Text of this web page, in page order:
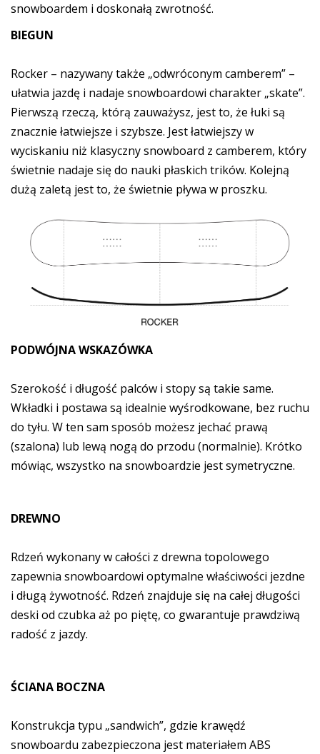
snowboardem i doskonałą zwrotność.
BIEGUN
Rocker – nazywany także „odwróconym camberem” –
ułatwia jazdę i nadaje snowboardowi charakter „skate”.
Pierwszą rzeczą, którą zauważysz, jest to, że łuki są
znacznie łatwiejsze i szybsze. Jest łatwiejszy w
wyciskaniu niż klasyczny snowboard z camberem, który
świetnie nadaje się do nauki płaskich trików. Kolejną
dużą zaletą jest to, że świetnie pływa w proszku.
PODWÓJNA WSKAZÓWKA
Szerokość i długość palców i stopy są takie same.
Wkładki i postawa są idealnie wyśrodkowane, bez ruchu
do tyłu. W ten sam sposób możesz jechać prawą
(szalona) lub lewą nogą do przodu (normalnie). Krótko
mówiąc, wszystko na snowboardzie jest symetryczne.
DREWNO
Rdzeń wykonany w całości z drewna topolowego
zapewnia snowboardowi optymalne właściwości jezdne
i długą żywotność. Rdzeń znajduje się na całej długości
deski od czubka aż po piętę, co gwarantuje prawdziwą
radość z jazdy.
ŚCIANA BOCZNA
Konstrukcja typu „sandwich”, gdzie krawędź
snowboardu zabezpieczona jest materiałem ABS